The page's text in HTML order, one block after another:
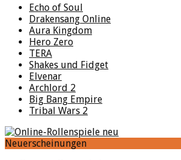
Echo of Soul
Drakensang Online
Aura Kingdom
Hero Zero
TERA
Shakes und Fidget
Elvenar
Archlord 2
Big Bang Empire
Tribal Wars 2
Neuerscheinungen